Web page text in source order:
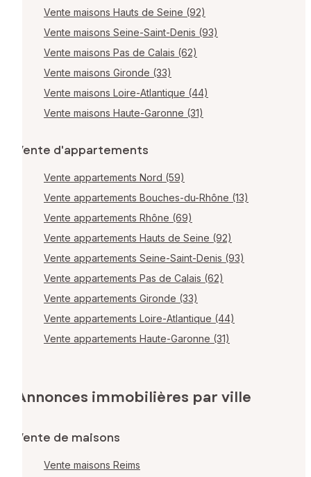
Vente maisons Hauts de Seine (92)
Vente maisons Seine-Saint-Denis (93)
Vente maisons Pas de Calais (62)
Vente maisons Gironde (33)
Vente maisons Loire-Atlantique (44)
Vente maisons Haute-Garonne (31)
Vente d'appartements
Vente appartements Nord (59)
Vente appartements Bouches-du-Rhône (13)
Vente appartements Rhône (69)
Vente appartements Hauts de Seine (92)
Vente appartements Seine-Saint-Denis (93)
Vente appartements Pas de Calais (62)
Vente appartements Gironde (33)
Vente appartements Loire-Atlantique (44)
Vente appartements Haute-Garonne (31)
Annonces immobilières par ville
Vente de maisons
Vente maisons Reims